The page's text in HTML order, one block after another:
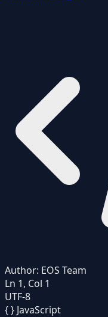
Author: EOS Team
Ln 1, Col 1
UTF-8
{ } JavaScript